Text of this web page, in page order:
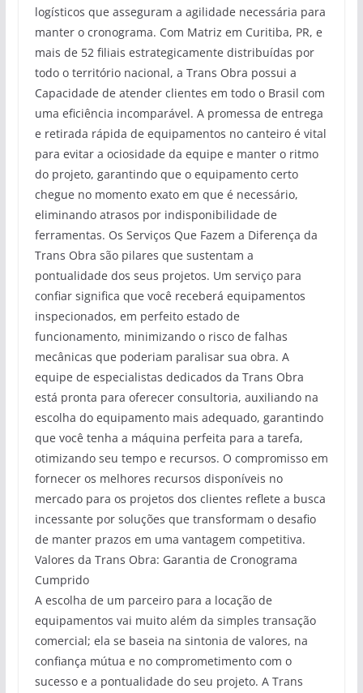
logísticos que asseguram a agilidade necessária para
manter o cronograma. Com Matriz em Curitiba, PR, e
mais de 52 filiais estrategicamente distribuídas por
todo o território nacional, a Trans Obra possui a
Capacidade de atender clientes em todo o Brasil com
uma eficiência incomparável. A promessa de entrega
e retirada rápida de equipamentos no canteiro é vital
para evitar a ociosidade da equipe e manter o ritmo
do projeto, garantindo que o equipamento certo
chegue no momento exato em que é necessário,
eliminando atrasos por indisponibilidade de
ferramentas. Os Serviços Que Fazem a Diferença da
Trans Obra são pilares que sustentam a
pontualidade dos seus projetos. Um serviço para
confiar significa que você receberá equipamentos
inspecionados, em perfeito estado de
funcionamento, minimizando o risco de falhas
mecânicas que poderiam paralisar sua obra. A
equipe de especialistas dedicados da Trans Obra
está pronta para oferecer consultoria, auxiliando na
escolha do equipamento mais adequado, garantindo
que você tenha a máquina perfeita para a tarefa,
otimizando seu tempo e recursos. O compromisso em
fornecer os melhores recursos disponíveis no
mercado para os projetos dos clientes reflete a busca
incessante por soluções que transformam o desafio
de manter prazos em uma vantagem competitiva.
Valores da Trans Obra: Garantia de Cronograma
Cumprido
A escolha de um parceiro para a locação de
equipamentos vai muito além da simples transação
comercial; ela se baseia na sintonia de valores, na
confiança mútua e no comprometimento com o
sucesso e a pontualidade do seu projeto. A Trans